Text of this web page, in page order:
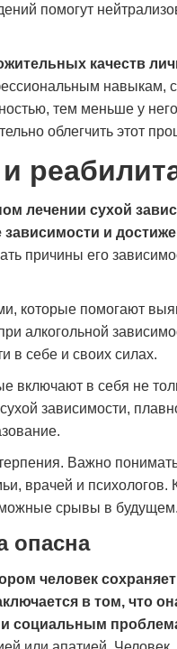
помогут
качеств
навыкам,
тем меньше у
облегчить этот
лечении сухой
и
причины его
которые помогают
алкогольной
в себе и своих силах.
в себя не
зависимости,
Важно
врачей и
срывы в будущем.
опасна
человек
в том, что
и социальным